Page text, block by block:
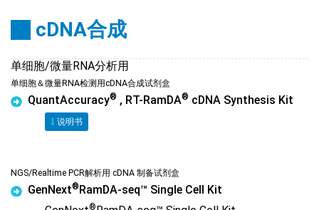
cDNA合成
单细胞/微量RNA分析用
单细胞＆微量RNA检测用cDNA合成试剂盒
QuantAccuracy® , RT-RamDA® cDNA Synthesis Kit
说明书
NGS/Realtime PCR解析用 cDNA 制备试剂盒
GenNext®RamDA-seq™ Single Cell Kit
®